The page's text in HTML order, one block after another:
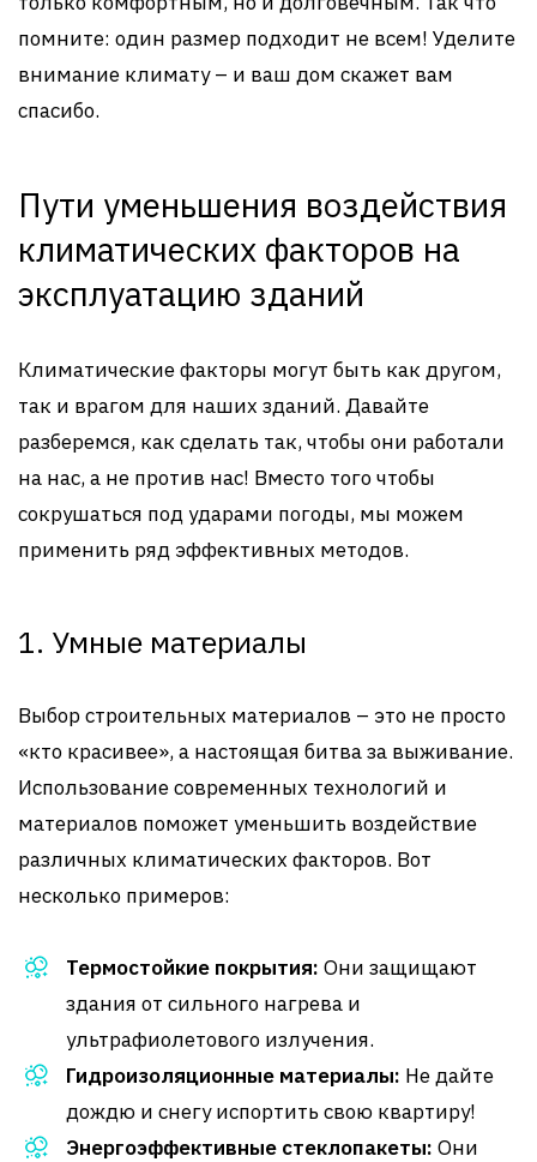
помните: один размер подходит не всем! Уделите
внимание климату – и ваш дом скажет вам
спасибо.
Пути уменьшения воздействия
климатических факторов на
эксплуатацию зданий
Климатические факторы могут быть как другом,
так и врагом для наших зданий. Давайте
разберемся, как сделать так, чтобы они работали
на нас, а не против нас! Вместо того чтобы
сокрушаться под ударами погоды, мы можем
применить ряд эффективных методов.
1. Умные материалы
Выбор строительных материалов – это не просто
«кто красивее», а настоящая битва за выживание.
Использование современных технологий и
материалов поможет уменьшить воздействие
различных климатических факторов. Вот
несколько примеров:
Термостойкие покрытия: Они защищают
здания от сильного нагрева и
ультрафиолетового излучения.
Гидроизоляционные материалы: Не дайте
дождю и снегу испортить свою квартиру!
Энергоэффективные стеклопакеты: Они